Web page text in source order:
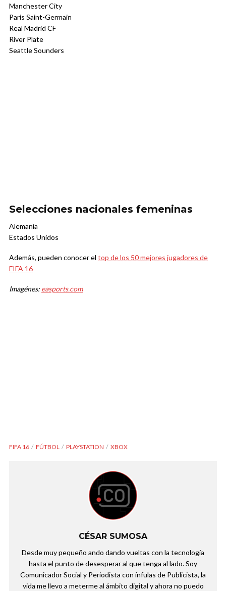
Manchester City
Paris Saint-Germain
Real Madrid CF
River Plate
Seattle Sounders
Selecciones nacionales femeninas
Alemania
Estados Unidos
Además, pueden conocer el top de los 50 mejores jugadores de
FIFA 16
Imagénes: easports.com
FIFA 16 FÚTBOL PLAYSTATION XBOX
CÉSAR SUMOSA
Desde muy pequeño ando dando vueltas con la tecnología
hasta el punto de desesperar al que tenga al lado. Soy
Comunicador Social y Periodista con ínfulas de Publicista, la
vida me llevo a meterme al ámbito digital y ahora no puedo